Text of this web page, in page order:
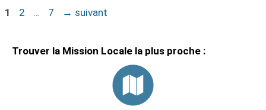
1 2 … 7 → suivant
Trouver la Mission Locale la plus proche :